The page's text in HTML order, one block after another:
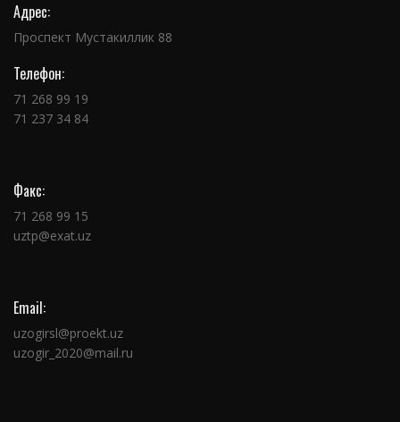
Адрес:
Проспект Мустакиллик 88
Телефон:
71 268 99 19
71 237 34 84
Факс:
71 268 99 15
uztp@exat.uz
Email:
uzogirsl@proekt.uz
uzogir_2020@mail.ru